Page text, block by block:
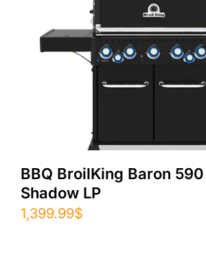
BBQ BroilKing Baron
Shadow LP
1,399.99$